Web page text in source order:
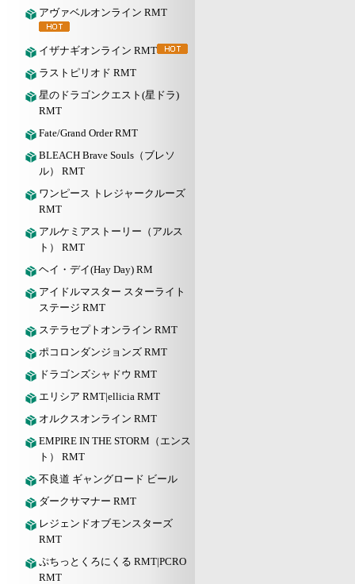
アヴァベルオンライン RMT
イザナギオンライン RMT
ラストピリオド RMT
星のドラゴンクエスト(星ドラ)
RMT
Fate/Grand Order RMT
BLEACH Brave Souls（ブレソ
ル） RMT
ワンピース トレジャークルーズ
RMT
アルケミアストーリー（アルス
ト） RMT
ヘイ・デイ(Hay Day) RM
アイドルマスター スターライト
ステージ RMT
ステラセプトオンライン RMT
ポコロンダンジョンズ RMT
ドラゴンズシャドウ RMT
エリシア RMT|ellicia RMT
オルクスオンライン RMT
EMPIRE IN THE STORM（エンス
ト） RMT
不良道 ギャングロード ビール
ダークサマナー RMT
レジェンドオブモンスターズ
RMT
ぷちっとくろにくる RMT|PCRO
RMT